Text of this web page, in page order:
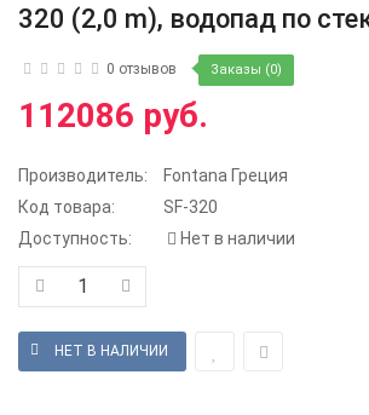
320 (2,0 m), водопад по
0 отзывов Заказы (0)
112086 руб.
Производитель:
Fontana Греция
Код товара:
SF-320
Доступность:
Нет в наличии